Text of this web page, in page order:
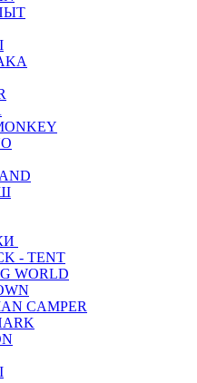
- TENT
WORLD
CAMPER